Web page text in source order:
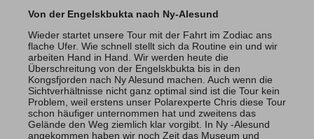
Von der Engelskbukta nach Ny-Alesund
Wieder startet unsere Tour mit der Fahrt im Zodiac ans
flache Ufer. Wie schnell stellt sich da Routine ein und wir
arbeiten Hand in Hand. Wir werden heute die
Überschreitung von der Engelskbukta bis in den
Kongsfjorden nach Ny Alesund machen. Auch wenn die
Sichtverhältnisse nicht ganz optimal sind ist die Tour kein
Problem, weil erstens unser Polarexperte Chris diese Tour
schon häufiger unternommen hat und zweitens das
Gelände den Weg ziemlich klar vorgibt. In Ny -Alesund
angekommen haben wir noch Zeit das Museum und